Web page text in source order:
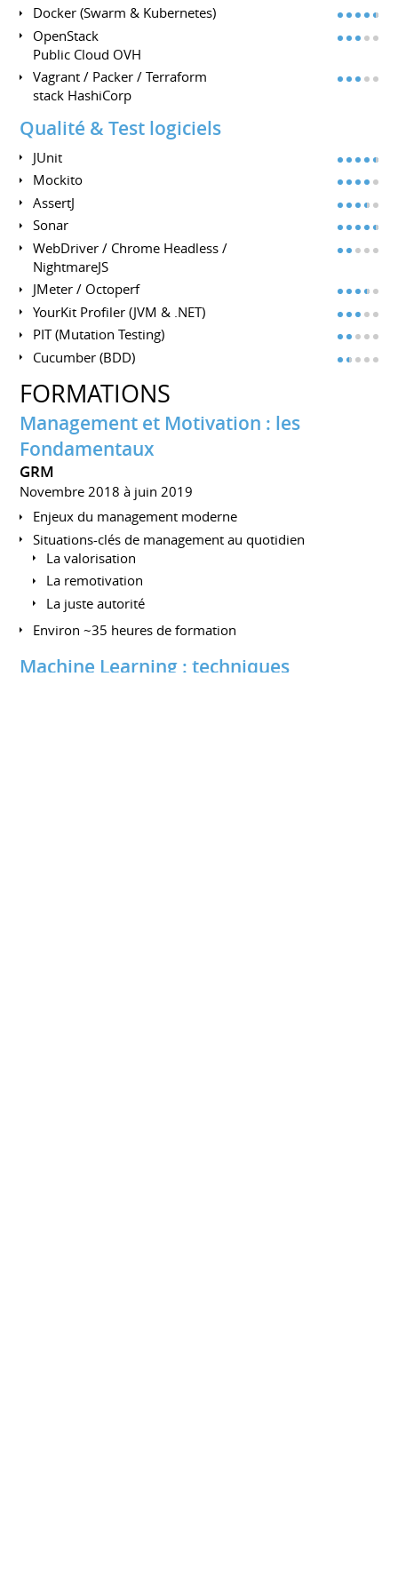
Docker (Swarm & Kubernetes)
OpenStack
Public Cloud OVH
Vagrant / Packer / Terraform
stack HashiCorp
Qualité & Test logiciels
JUnit
Mockito
AssertJ
Sonar
WebDriver / Chrome Headless /
NightmareJS
JMeter / Octoperf
YourKit Profiler (JVM & .NET)
PIT (Mutation Testing)
Cucumber (BDD)
FORMATIONS
Management et Motivation : les
Fondamentaux
GRM
Novembre 2018 à juin 2019
Enjeux du management moderne
Situations-clés de management au quotidien
La valorisation
La remotivation
La juste autorité
Environ ~35 heures de formation
Machine Learning : techniques